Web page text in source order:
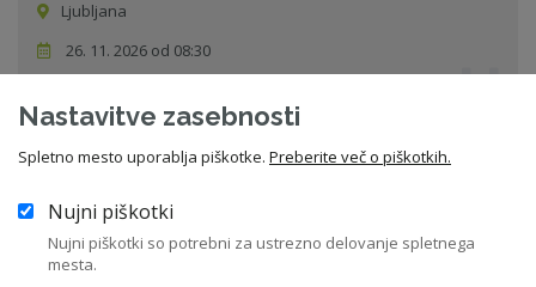
Ljubljana
26. 11. 2026 od 08:30
Nastavitve zasebnosti
Spletno mesto uporablja piškotke. Preberite več o piškotkih.
Nujni piškotki
Nujni piškotki so potrebni za ustrezno delovanje spletnega
mesta.